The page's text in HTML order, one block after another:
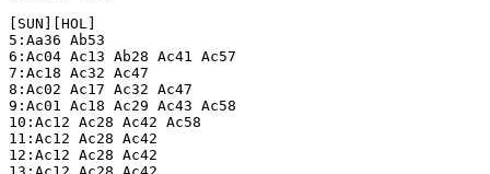
[SUN][HOL]
5:Aa36 Ab53
6:Ac04 Ac13 Ab28 Ac41 Ac57
7:Ac18 Ac32 Ac47
8:Ac02 Ac17 Ac32 Ac47
9:Ac01 Ac18 Ac29 Ac43 Ac58
10:Ac12 Ac28 Ac42 Ac58
11:Ac12 Ac28 Ac42
12:Ac12 Ac28 Ac42
13:Ac12 Ac28 Ac42